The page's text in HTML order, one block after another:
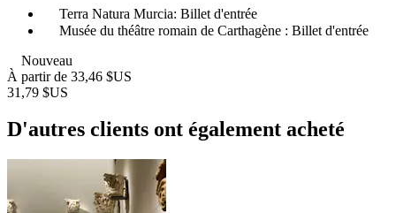
Terra Natura Murcia: Billet d'entrée
Musée du théâtre romain de Carthagène : Billet d'entrée
Nouveau
À partir de 33,46 $US
31,79 $US
D'autres clients ont également acheté